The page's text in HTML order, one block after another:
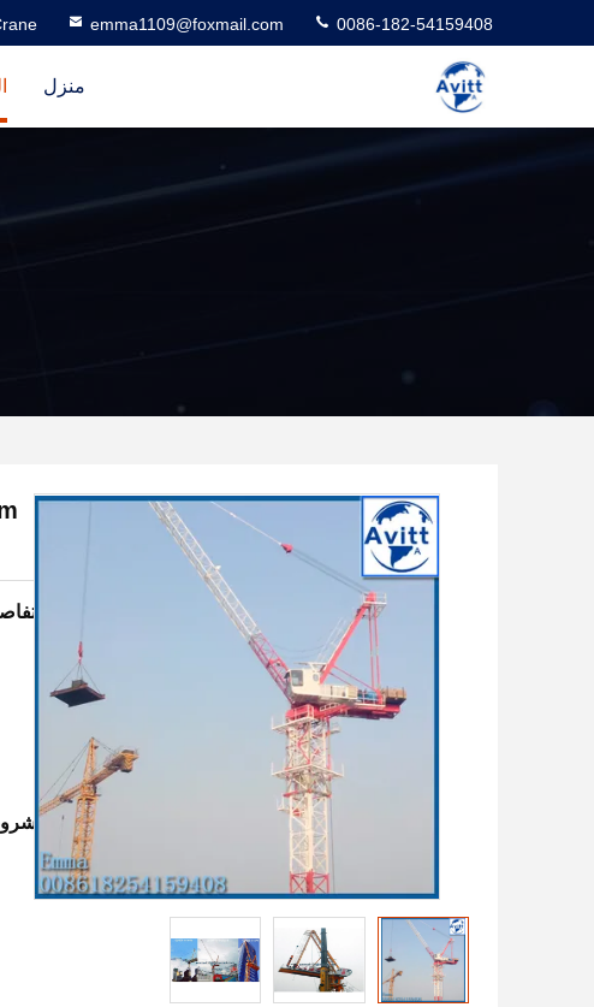
emma1109@foxmail.com 0086-182-54159408
منزل